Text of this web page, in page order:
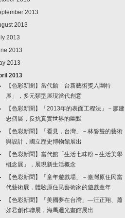
2013
2013
2013
2013
2013
2013
【色彩新聞】當代館「台新藝術獎入圍特
展」，多元類型展現當代創意
【色彩新聞】「2013年的表面工程法」－廖建
忠個展，反抗真實世界的幽默
【色彩新聞】「看見，台灣」－林磐聳的藝術
與設計，國立歷史博物館展出
【色彩新聞】當代館「生活七味粉－生活美學
概念展」，展現新生活概念
【色彩新聞】「童年遊戲場」－臺灣原住民當
代藝術展，體驗原住民藝術家的遊戲童年
【色彩新聞】「美國夢在台灣」—汪正翔、蕭
如君創作聯展，海馬迴光畫館展出